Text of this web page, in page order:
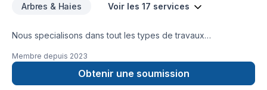
Arbres & Haies Voir les 17 services
Nous specialisons dans tout les types de travaux
est pave uni est tout d'amenagement paysager
Membre depuis 2023
Obtenir une soumission